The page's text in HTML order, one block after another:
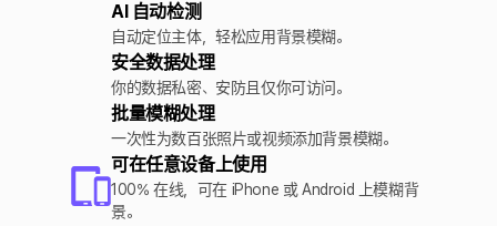
AI 自动检测
自动定位主体，轻松应用背景模糊。
安全数据处理
你的数据私密、安防且仅你可访问。
批量模糊处理
一次性为数百张照片或视频添加背景模糊。
可在任意设备上使用
100% 在线，可在 iPhone 或 Android 上模糊背
景。